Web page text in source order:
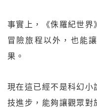
事實上，《侏羅紀世
冒險旅程以外，也能
果。
現在這已經不是科幻
技進步，能夠讓觀眾